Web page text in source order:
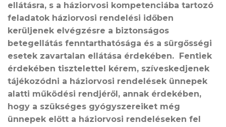
ellátásra, s a háziorvosi kompetenciába tartozó
feladatok háziorvosi rendelési időben
kerüljenek elvégzésre a biztonságos
betegellátás fenntarthatósága és a sürgősségi
esetek zavartalan ellátása érdekében. Fentiek
érdekében tisztelettel kérem, szíveskedjenek
tájékozódni a háziorvosi rendelések ünnepek
alatti működési rendjéről, annak érdekében,
hogy a szükséges gyógyszereiket még
ünnepek előtt a háziorvosi rendeléseken fel